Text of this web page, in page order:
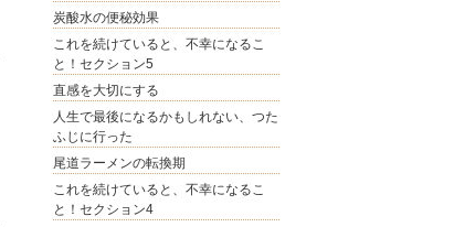
炭酸水の便秘効果
これを続けていると、不幸になるこ
と！セクション5
直感を大切にする
人生で最後になるかもしれない、つた
ふじに行った
尾道ラーメンの転換期
これを続けていると、不幸になるこ
と！セクション4